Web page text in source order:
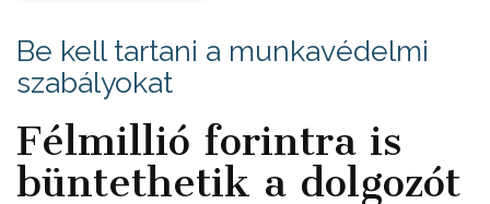
Be kell tartani a munkavédelmi
szabályokat
Félmillió forintra is
büntethetik a dolgozót